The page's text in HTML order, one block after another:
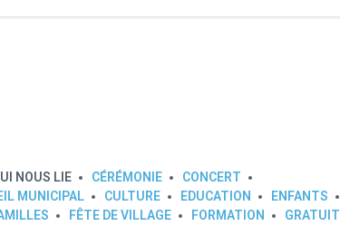
NOUS LIE CÉRÉMONIE
CONCERT
MUNICIPAL CULTURE EDUCATION
ENFANTS
FÊTE DE VILLAGE FORMATION
GRATUIT